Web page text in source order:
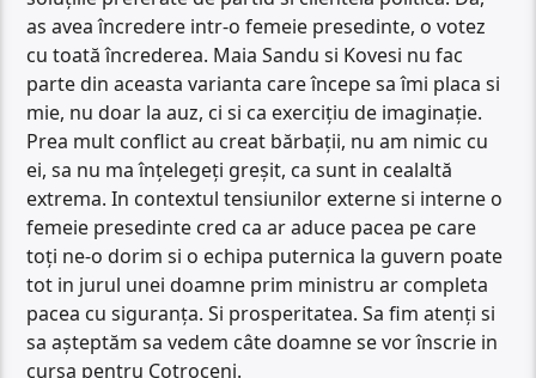
as avea încredere intr-o femeie presedinte, o votez
cu toată încrederea. Maia Sandu si Kovesi nu fac
parte din aceasta varianta care începe sa îmi placa si
mie, nu doar la auz, ci si ca exercițiu de imaginație.
Prea mult conflict au creat bărbații, nu am nimic cu
ei, sa nu ma înțelegeți greșit, ca sunt in cealaltă
extrema. In contextul tensiunilor externe si interne o
femeie presedinte cred ca ar aduce pacea pe care
toți ne-o dorim si o echipa puternica la guvern poate
tot in jurul unei doamne prim ministru ar completa
pacea cu siguranța. Si prosperitatea. Sa fim atenți si
sa așteptăm sa vedem câte doamne se vor înscrie in
cursa pentru Cotroceni.